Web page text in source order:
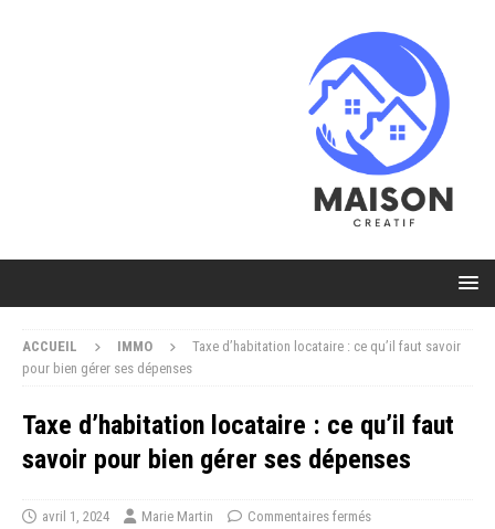
ACCUEIL IMMO
Taxe d’habitation locataire : ce qu’il faut savoir
pour bien gérer ses dépenses
Taxe d’habitation locataire : ce qu’il faut
savoir pour bien gérer ses dépenses
avril 1, 2024 Marie Martin Commentaires fermés